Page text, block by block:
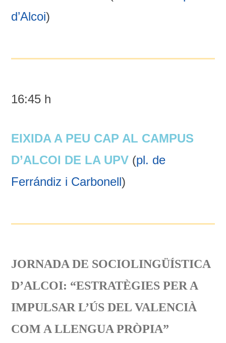
d’Alcoi)
16:45 h
EIXIDA A PEU CAP AL CAMPUS
D’ALCOI DE LA UPV (pl. de
Ferrándiz i Carbonell)
JORNADA DE SOCIOLINGÜÍSTICA
D’ALCOI: “ESTRATÈGIES PER A
IMPULSAR L’ÚS DEL VALENCIÀ
COM A LLENGUA PRÒPIA”